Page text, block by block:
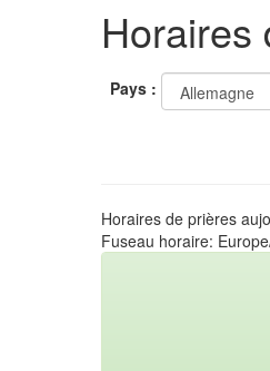
Horaires
Pays :
Horaires de prières
Fuseau horaire: